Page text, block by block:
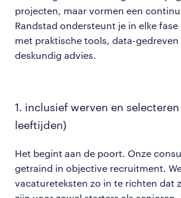
projecten, maar vormen een
Randstad ondersteunt je in elke fase
met praktische tools, data-
deskundig advies.
1. inclusief werven en
leeftijden)
Het begint aan de poort. Onze
getraind in objective recruitment.
vacatureteksten zo in te richten dat